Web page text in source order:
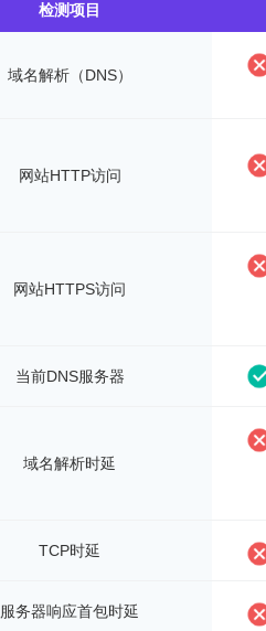
检测项目
域名解析（DNS）
网站HTTP访问
网站HTTPS访问
当前DNS服务器
域名解析时延
TCP时延
服务器响应首包时延